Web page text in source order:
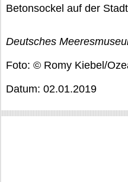
Betonsockel auf der
Deutsches
Foto: © Romy Kiebel/
Datum: 02.01.2019